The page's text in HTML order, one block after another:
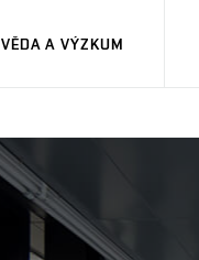
VĚDA A VÝZKUM